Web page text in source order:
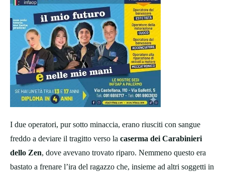
I due operatori, pur sotto minaccia, erano riusciti con sangue
freddo a deviare il tragitto verso la caserma dei Carabinieri
dello Zen, dove avevano trovato riparo. Nemmeno questo era
bastato a frenare l’ira del ragazzo che, insieme ad altri soggetti in